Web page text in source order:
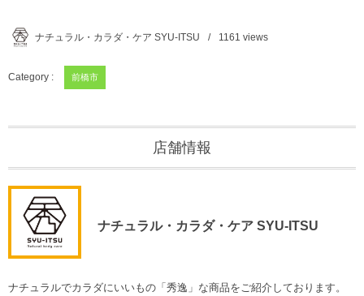
ナチュラル・カラダ・ケア SYU-ITSU 1161 views
Category : 前橋市
店舗情報
ナチュラル・カラダ・ケア SYU-ITSU
ナチュラルでカラダにいいもの「秀逸」な商品をご紹介しております。